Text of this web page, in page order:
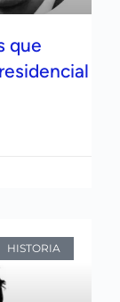
que
HISTORIA